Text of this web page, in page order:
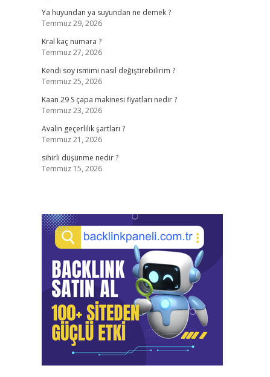
Ya huyundan ya suyundan ne demek ?
Temmuz 29, 2026
Kral kaç numara ?
Temmuz 27, 2026
Kendi soy ismimi nasıl değiştirebilirim ?
Temmuz 25, 2026
Kaan 29 S çapa makinesi fiyatları nedir ?
Temmuz 23, 2026
Avalin geçerlilik şartları ?
Temmuz 21, 2026
sihirli düşünme nedir ?
Temmuz 15, 2026